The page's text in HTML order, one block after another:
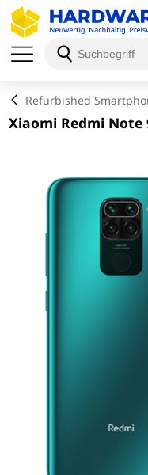
Refurbished
Xiaomi Redmi
Schließen